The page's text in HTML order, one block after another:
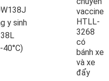
y sinh
vaccine
HTLL-
3268
có
bánh xe
và xe
đẩy